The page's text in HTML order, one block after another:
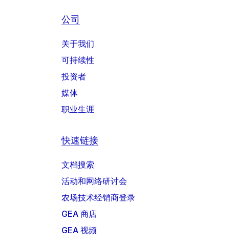
公司
关于我们
可持续性
投资者
媒体
职业生涯
快速链接
文档搜索
活动和网络研讨会
农场技术经销商登录
GEA 商店
GEA 视频